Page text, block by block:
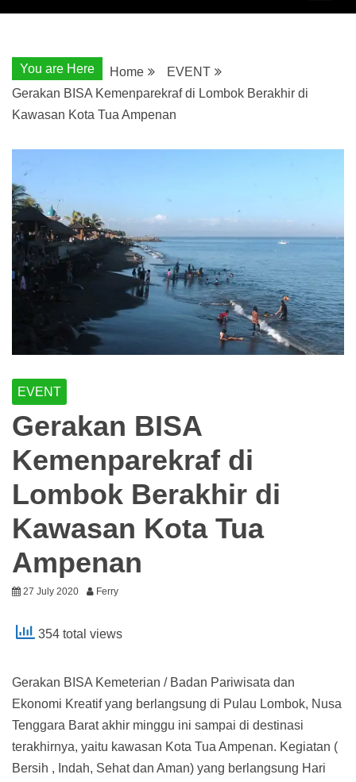
You are Here Home
EVENT
Gerakan BISA Kemenparekraf di Lombok Berakhir di
Kawasan Kota Tua Ampenan
EVENT
Gerakan BISA
Kemenparekraf di
Lombok Berakhir di
Kawasan Kota Tua
Ampenan
27 July 2020 Ferry
354 total views
Gerakan BISA Kemeterian / Badan Pariwisata dan
Ekonomi Kreatif yang berlangsung di Pulau Lombok, Nusa
Tenggara Barat akhir minggu ini sampai di destinasi
terakhirnya, yaitu kawasan Kota Tua Ampenan. Kegiatan (
Bersih , Indah, Sehat dan Aman) yang berlangsung Hari